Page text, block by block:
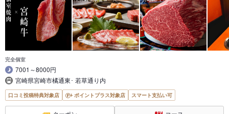
完全個室
7001～8000円
宮崎県宮崎市橘通東･ 若草通り内
口コミ投稿特典対象店 ポイントプラス対象店 スマート支払い可